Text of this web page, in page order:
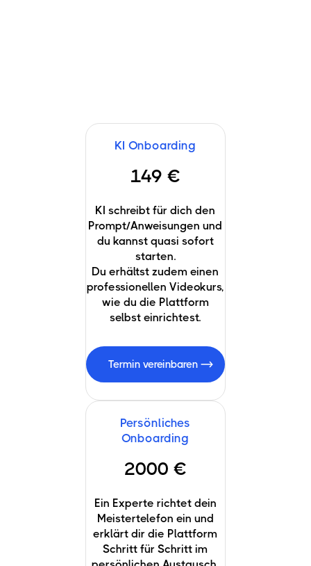
KI Onboarding
149 €
KI schreibt für dich den
Prompt/Anweisungen und
du kannst quasi sofort
starten.
Du erhältst zudem einen
professionellen Videokurs,
wie du die Plattform
selbst einrichtest.
Termin vereinbaren
Persönliches
Onboarding
2000 €
Ein Experte richtet dein
Meistertelefon ein und
erklärt dir die Plattform
Schritt für Schritt im